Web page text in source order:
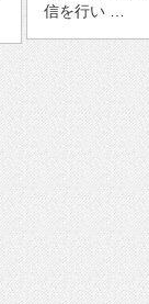
信を行い …